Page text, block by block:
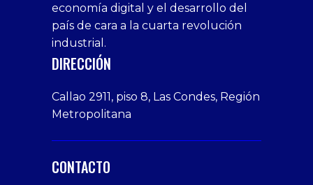
1xbet
deneme
bonusu
veren
tarafbet
giriş
siteler
Tits
Free
Amateur
Porn
Xxx
Indian
Big
Butt
sex
economía digital y el desarrollo del
país de cara a la cuarta revolución
industrial.
DIRECCIÓN
Callao 2911, piso 8, Las Condes, Región
Metropolitana
CONTACTO